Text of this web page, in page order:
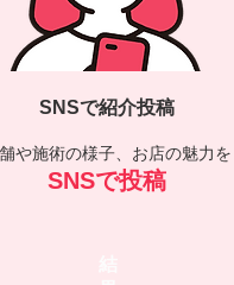
SNSで紹介投稿
や施術の様子、お店の魅力を
SNSで投稿